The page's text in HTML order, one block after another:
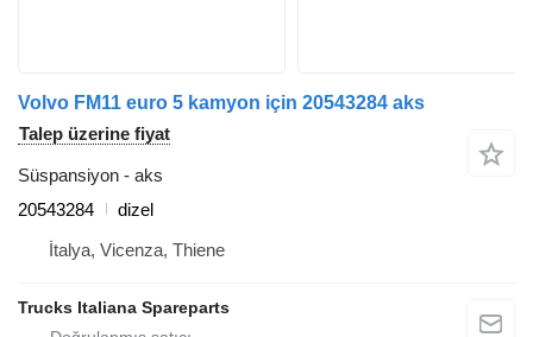
Volvo FM11 euro 5 kamyon için 20543284 aks
Talep üzerine fiyat
Süspansiyon - aks
20543284
dizel
İtalya, Vicenza, Thiene
Trucks Italiana Spareparts